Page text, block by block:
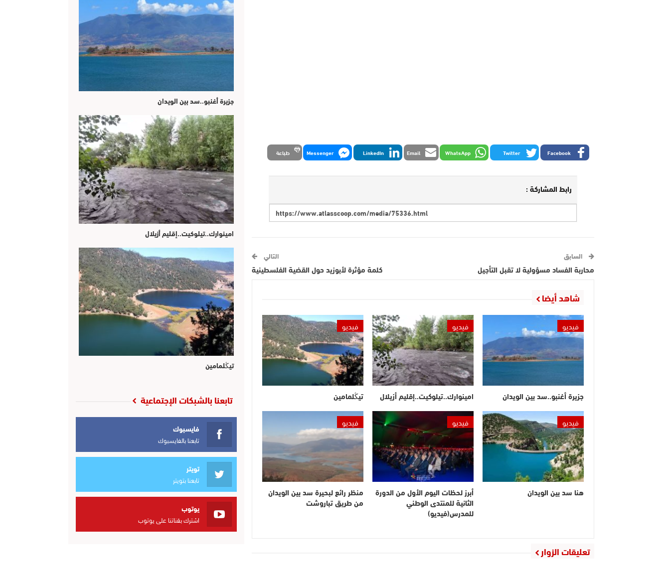
Facebook
Twitter
WhatsApp
Email
LinkedIn
Messenger طباعة
رابط المشاركة :
السابق
محاربة الفساد مسؤولية لا تقبل التأجيل
التالي
كلمة مؤثرة لأبوزيد حول القضية الفلسطينية
شاهد أيضا
فيديو
جزيرة أغنبو..سد بين الويدان
فيديو
امينوارك..تيلوكيت..إقليم أزيلال
فيديو
تيڭلمامين
فيديو
هنا سد بين الويدان
فيديو
أبرز لحظات اليوم الأول من الدورة
الثانية للمنتدى الوطني
للمدرس(فيديو)
فيديو
منظر رائع لبحيرة سد بين الويدان
من طريق تباروشت
تعليقات الزوار
جزيرة أغنبو..سد بين الويدان
امينوارك..تيلوكيت..إقليم أزيلال
تيڭلمامين
تابعنا بالشبكات الإجتماعية
فايسبوك
تابعنا بالفايسبوك
تويتر
تابعنا بتويتر
يوتوب
اشترك بقناتنا على يوتوب